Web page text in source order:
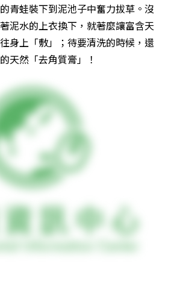
青蛙裝下到泥池子中奮力拔草。沒
泥水的上衣換下，就著麼讓富含天
身上「敷」；待要清洗的時候，還
天然「去角質膏」！